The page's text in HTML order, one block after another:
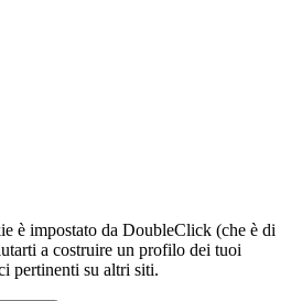
è impostato da DoubleClick (che è di
a costruire un profilo dei tuoi
pertinenti su altri siti.